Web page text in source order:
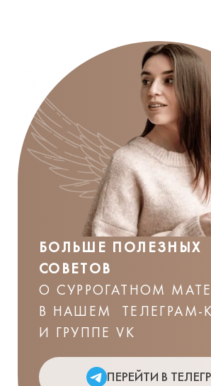
БОЛЬШЕ ПОЛЕЗНЫХ
СОВЕТОВ
О СУРРОГАТНОМ
В НАШЕМ ТЕЛЕГРАМ-
И ГРУППЕ VK
ПЕРЕЙТИ В